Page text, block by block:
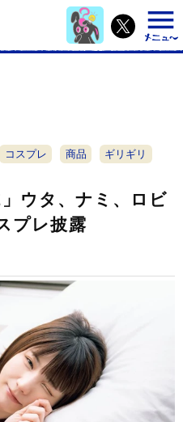
コスプレ 商品 ギリギリ
ウタ、ナミ、ロビ
プレ披露